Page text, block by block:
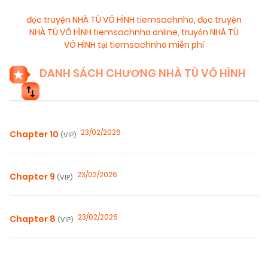
đọc truyện NHÀ TÙ VÔ HÌNH tiemsachnho, đọc truyện
NHÀ TÙ VÔ HÌNH tiemsachnho online, truyện NHÀ TÙ
VÔ HÌNH tại tiemsachnho miễn phí
DANH SÁCH CHƯƠNG NHÀ TÙ VÔ HÌNH
Chapter 10 (VIP) 23/02/2026
Chapter 9 (VIP) 23/02/2026
Chapter 8 (VIP) 23/02/2026